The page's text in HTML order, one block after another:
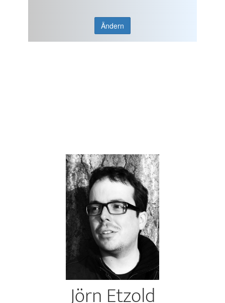
Ändern
Jörn Etzold